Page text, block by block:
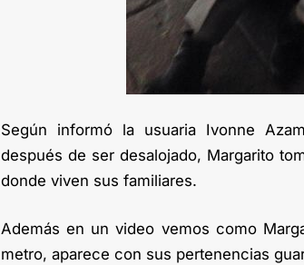
Según informó la usuaria Ivonne
después de ser desalojado, Margarito
donde viven sus familiares.
Además en un video vemos como
metro, aparece con sus pertenencias